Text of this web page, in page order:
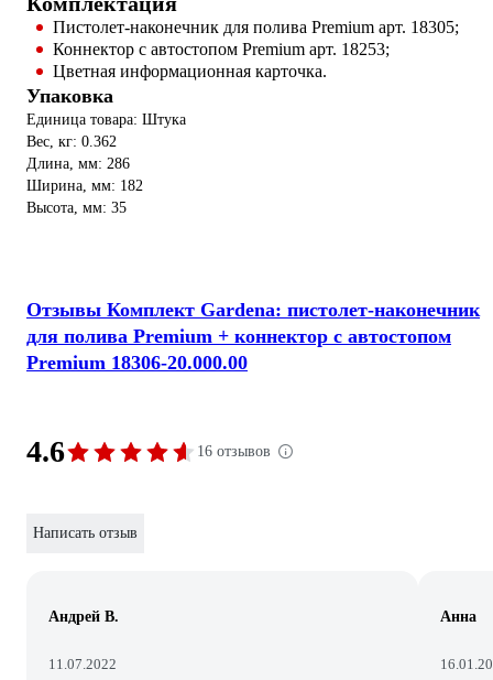
Пистолет-наконечник для полива Premium арт. 18305;
Коннектор с автостопом Premium арт. 18253;
Цветная информационная карточка.
Упаковка
Единица товара: Штука
Вес, кг: 0.362
Длина, мм: 286
Ширина, мм: 182
Высота, мм: 35
Отзывы Комплект Gardena: пистолет-наконечник
для полива Premium + коннектор с автостопом
Premium 18306-20.000.00
4.6 16 отзывов
Написать отзыв
Андрей В.
11.07.2022
Анна